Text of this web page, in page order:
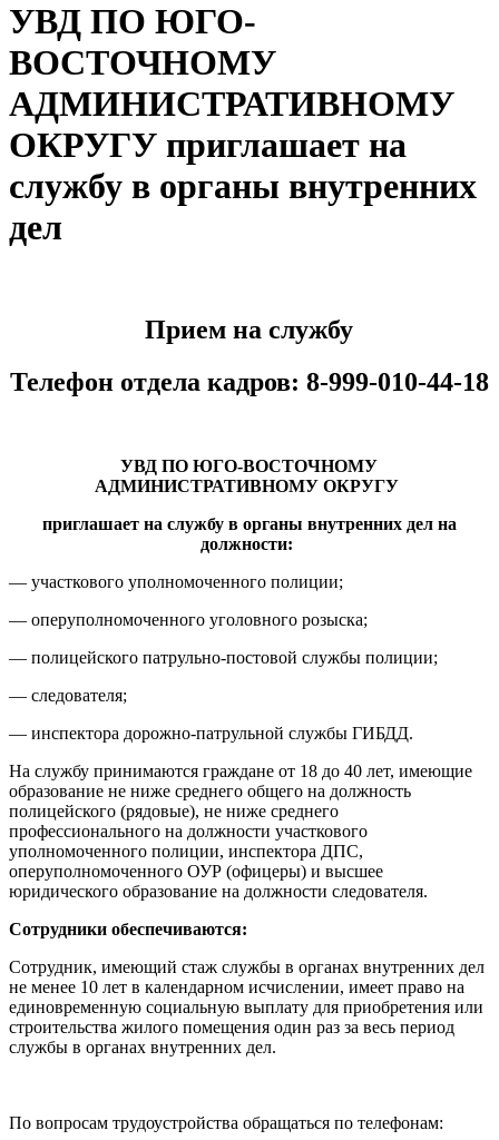
УВД ПО ЮГО-
ВОСТОЧНОМУ
АДМИНИСТРАТИВНОМУ
ОКРУГУ приглашает на
службу в органы внутренних
дел
Прием на службу
Телефон отдела кадров: 8-999-010-44-18
УВД ПО ЮГО-ВОСТОЧНОМУ
АДМИНИСТРАТИВНОМУ ОКРУГУ
приглашает на службу в органы внутренних дел на
должности:
— участкового уполномоченного полиции;
— оперуполномоченного уголовного розыска;
— полицейского патрульно-постовой службы полиции;
— следователя;
— инспектора дорожно-патрульной службы ГИБДД.
На службу принимаются граждане от 18 до 40 лет, имеющие
образование не ниже среднего общего на должность
полицейского (рядовые), не ниже среднего
профессионального на должности участкового
уполномоченного полиции, инспектора ДПС,
оперуполномоченного ОУР (офицеры) и высшее
юридического образование на должности следователя.
Сотрудники обеспечиваются:
Сотрудник, имеющий стаж службы в органах внутренних дел
не менее 10 лет в календарном исчислении, имеет право на
единовременную социальную выплату для приобретения или
строительства жилого помещения один раз за весь период
службы в органах внутренних дел.
По вопросам трудоустройства обращаться по телефонам: